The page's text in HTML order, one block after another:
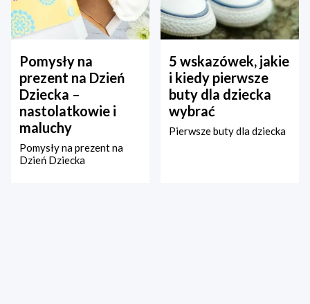
Pomysły na
prezent na Dzień
Dziecka –
nastolatkowie i
maluchy
Pomysły na prezent na
Dzień Dziecka
5 wskazówek, jakie
i kiedy pierwsze
buty dla dziecka
wybrać
Pierwsze buty dla dziecka